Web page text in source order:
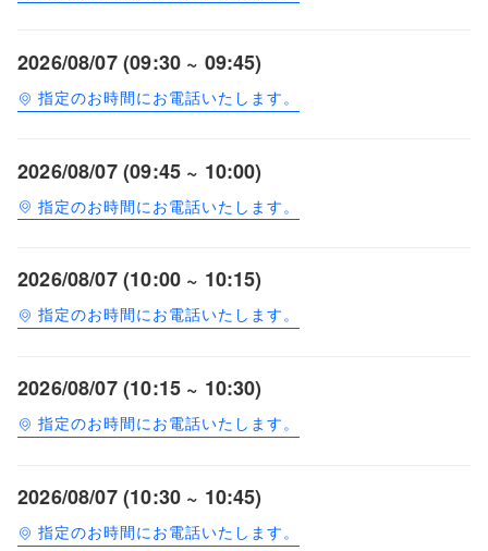
2026/08/07 (09:30 ~ 09:45)
指定のお時間にお電話いたします。
2026/08/07 (09:45 ~ 10:00)
指定のお時間にお電話いたします。
2026/08/07 (10:00 ~ 10:15)
指定のお時間にお電話いたします。
2026/08/07 (10:15 ~ 10:30)
指定のお時間にお電話いたします。
2026/08/07 (10:30 ~ 10:45)
指定のお時間にお電話いたします。